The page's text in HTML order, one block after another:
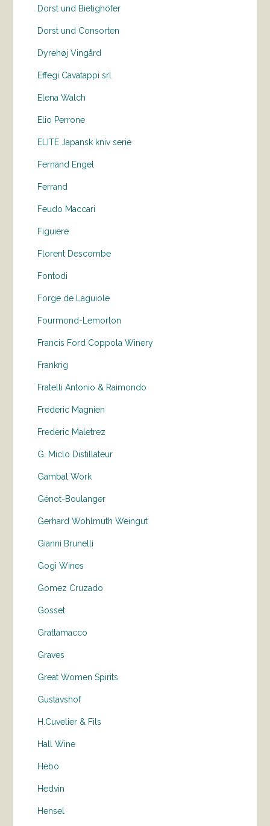
Dorst und Bietighöfer
Dorst und Consorten
Dyrehøj Vingård
Effegi Cavatappi srl
Elena Walch
Elio Perrone
ELITE Japansk kniv serie
Fernand Engel
Ferrand
Feudo Maccari
Figuiere
Florent Descombe
Fontodi
Forge de Laguiole
Fourmond-Lemorton
Francis Ford Coppola Winery
Frankrig
Fratelli Antonio & Raimondo
Frederic Magnien
Frederic Maletrez
G. Miclo Distillateur
Gambal Work
Génot-Boulanger
Gerhard Wohlmuth Weingut
Gianni Brunelli
Gogi Wines
Gomez Cruzado
Gosset
Grattamacco
Graves
Great Women Spirits
Gustavshof
H.Cuvelier & Fils
Hall Wine
Hebo
Hedvin
Hensel